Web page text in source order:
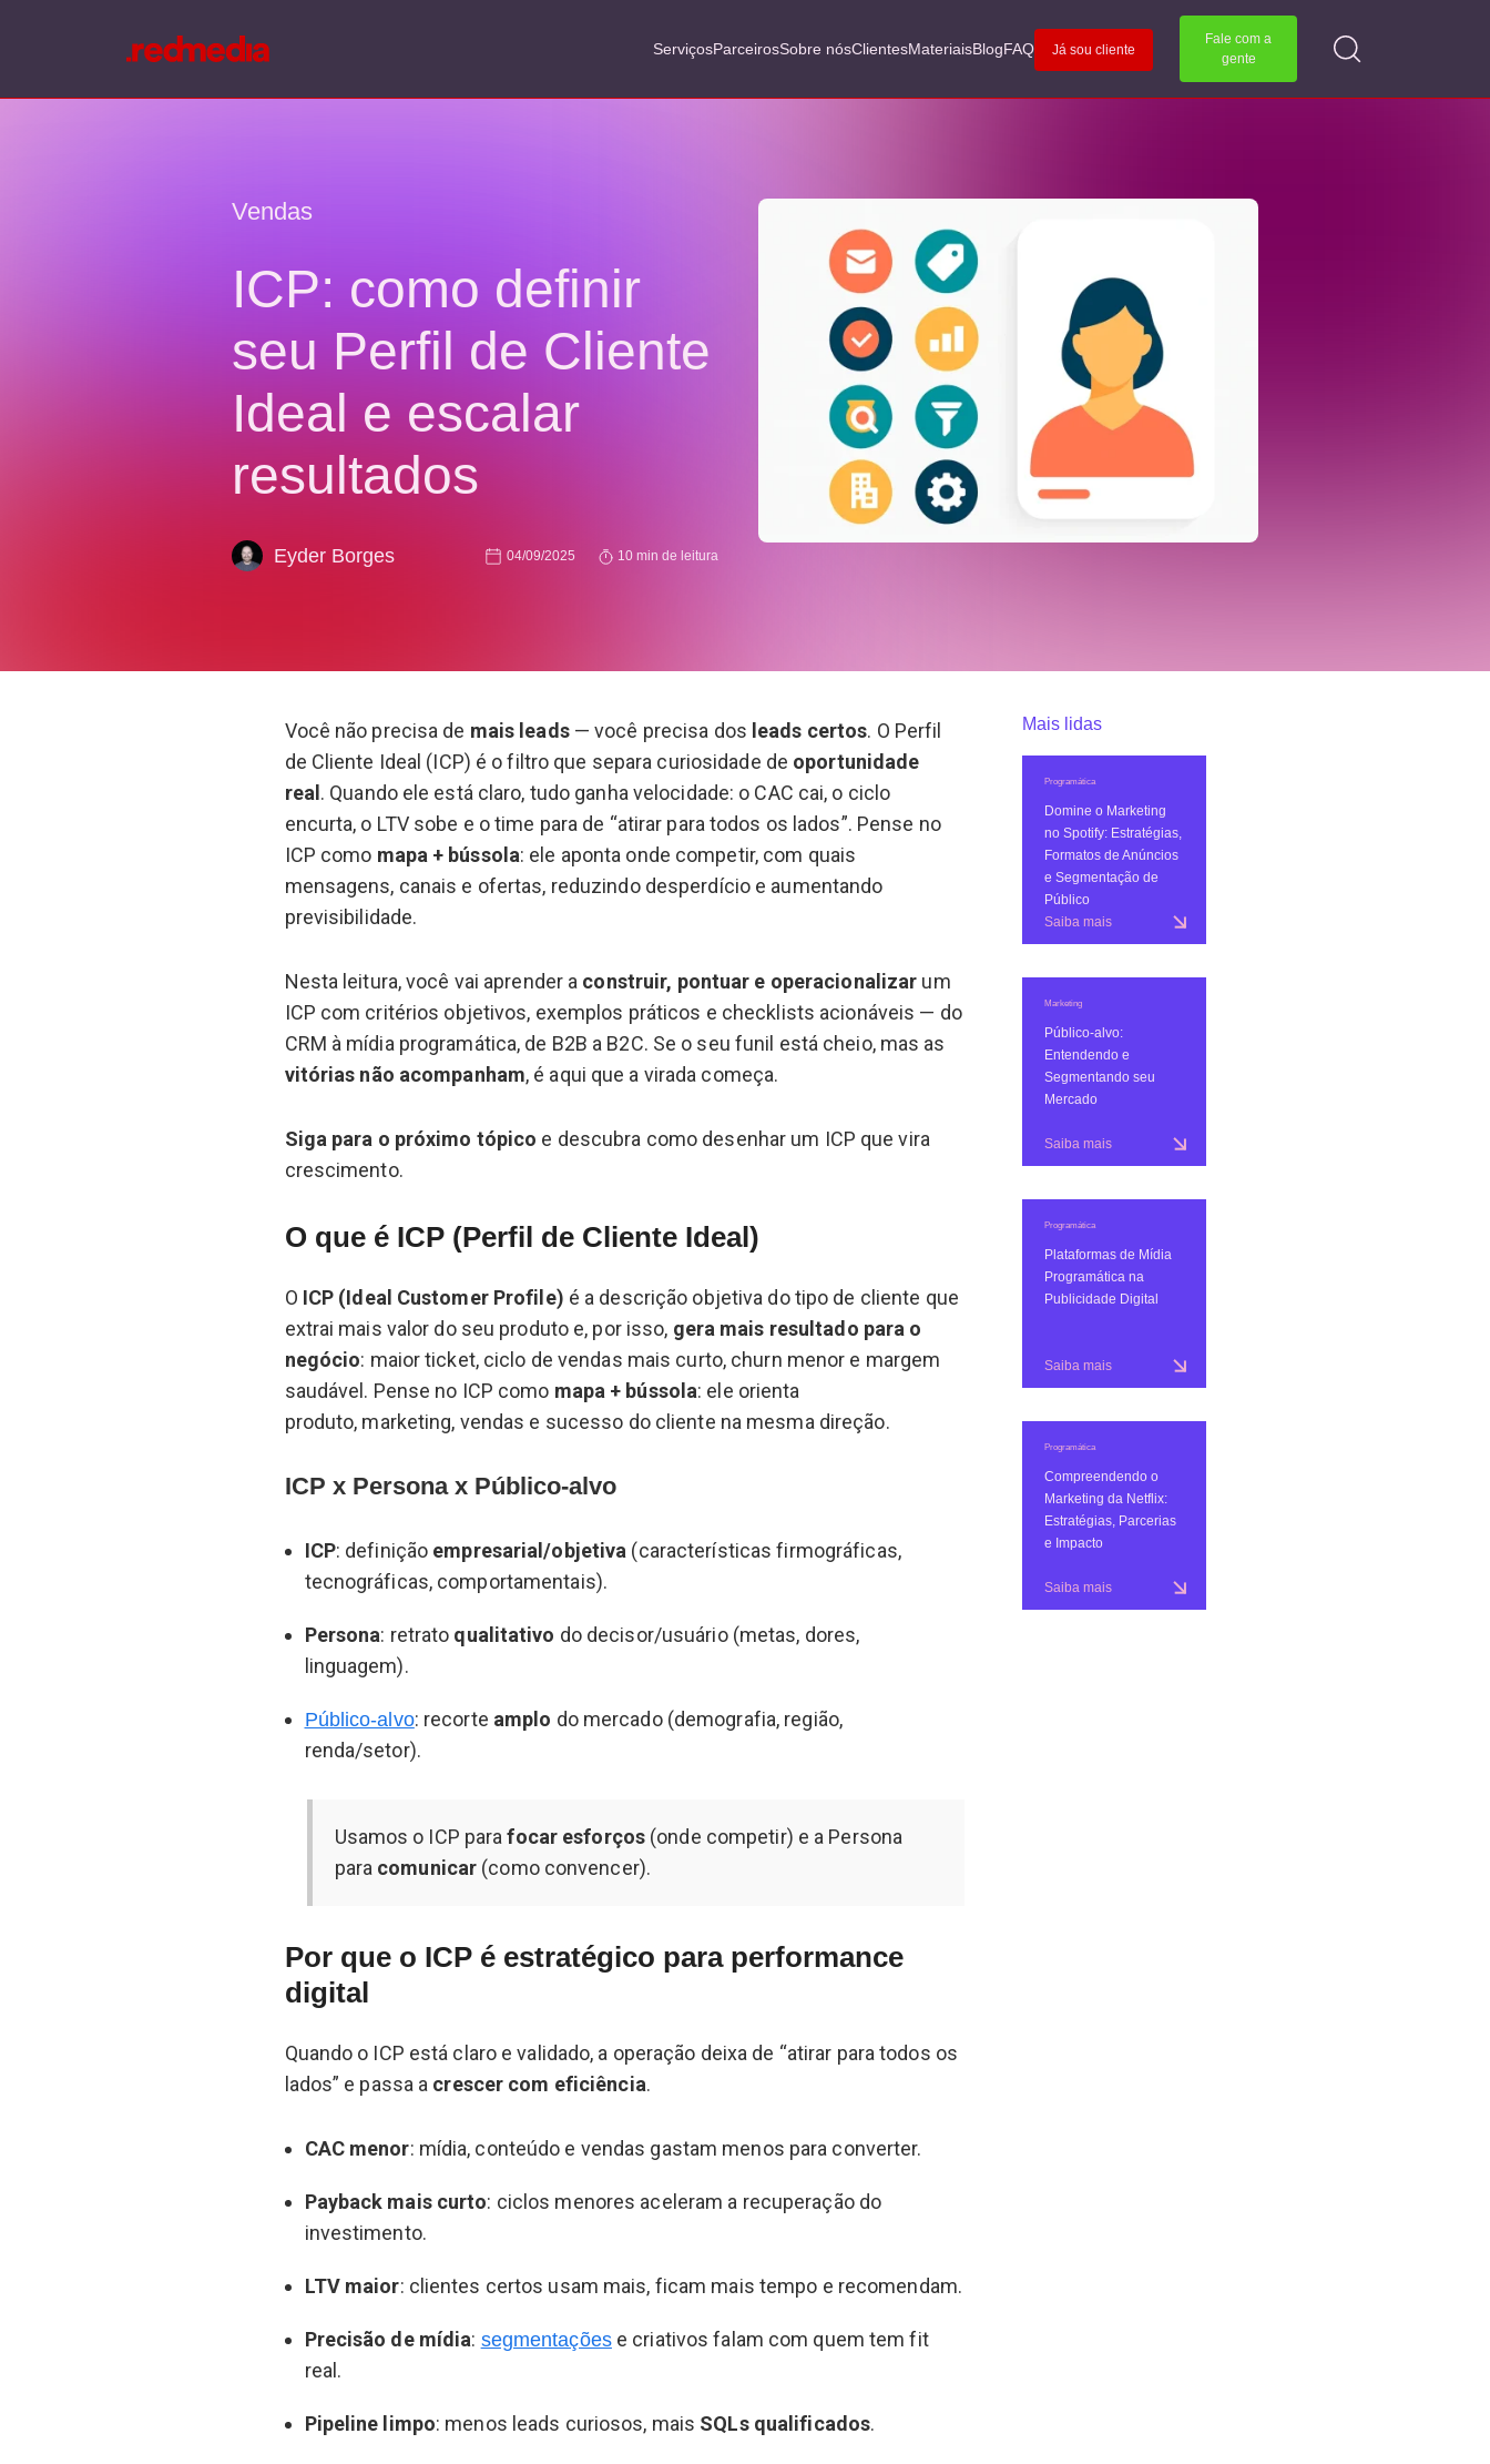
ServiçosParceirosSobre nósClientesMateriaisBlogFAQ Já sou cliente
Fale com a
gente
Vendas
ICP: como definir
seu Perfil de Cliente
Ideal e escalar
resultados
Eyder Borges 04/09/2025 10 min de leitura
Você não precisa de mais leads— você precisa dos leads certos. O Perfil
de Cliente Ideal (ICP) é o filtro que separa curiosidade de oportunidade
real . Quando ele está claro, tudo ganha velocidade: o CAC cai, o ciclo
encurta, o LTV sobe e o time para de “atirar para todos os lados”. Pense no
ICP como mapa + bússola: ele aponta onde competir, com quais
mensagens, canais e ofertas, reduzindo desperdício e aumentando
previsibilidade.
Nesta leitura, você vai aprender a construir, pontuar e operacionalizar um
ICP com critérios objetivos, exemplos práticos e checklists acionáveis — do
CRM à mídia programática, de B2B a B2C. Se o seu funil está cheio, mas as
vitórias não acompanham, é aqui que a virada começa.
Siga para o próximo tópico e descubra como desenhar um ICP que vira
crescimento.
O que é ICP (Perfil de Cliente Ideal)
O ICP (Ideal Customer Profile) é a descrição objetiva do tipo de cliente que
extrai mais valor do seu produto e, por isso, gera mais resultado para o
negócio: maior ticket, ciclo de vendas mais curto, churn menor e margem
saudável. Pense no ICP como mapa + bússola: ele orienta
produto, marketing, vendas e sucesso do cliente na mesma direção.
ICP x Persona x Público-alvo
ICP: definição empresarial/objetiva (características firmográficas,
tecnográficas, comportamentais).
Persona: retrato qualitativo do decisor/usuário (metas, dores,
linguagem).
Público-alvo: recorte amplo do mercado (demografia, região,
renda/setor).
Usamos o ICP parafocar esforços (onde competir) e a Persona
para comunicar (como convencer).
Por que o ICP é estratégico para performance
digital
Quando o ICP está claro e validado, a operação deixa de “atirar para todos os
lados” e passa a crescer com eficiência.
CAC menor: mídia, conteúdo e vendas gastam menos para converter.
Payback mais curto: ciclos menores aceleram a recuperação do
investimento.
LTV maior: clientes certos usam mais, ficam mais tempo e recomendam.
Precisão de mídia: segmentaçõese criativos falam com quem tem fit
real.
Pipeline limpo: menos leads curiosos, mais SQLs qualificados.
Mais lidas
Programática
Domine o Marketing
no Spotify: Estratégias,
Formatos de Anúncios
e Segmentação de
Público
Saiba mais
Marketing
Público-alvo:
Entendendo e
Segmentando seu
Mercado
Saiba mais
Programática
Plataformas de Mídia
Programática na
Publicidade Digital
Saiba mais
Programática
Compreendendo o
Marketing da Netflix:
Estratégias, Parcerias
e Impacto
Saiba mais